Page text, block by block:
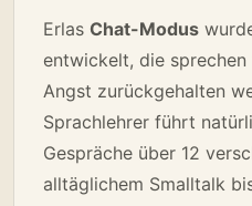
Erlas Chat-Modus
entwickelt, die
Angst zurückgehalten
Sprachlehrer führt
Gespräche über 12
alltäglichem Smalltalk